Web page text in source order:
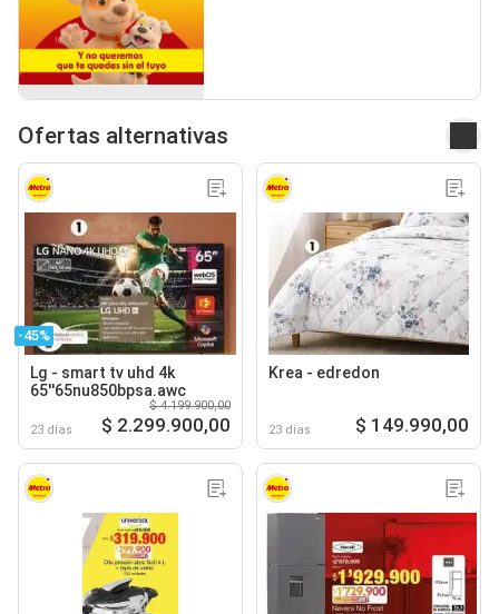
Ofertas alternativas
-45%
Lg - smart tv uhd 4k
65''65nu850bpsa.awc
23 días
$ 4.199.900,00
$ 2.299.900,00
Krea - edredon
23 días $ 149.990,00